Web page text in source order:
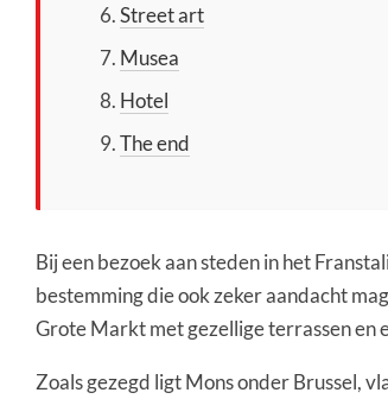
Street art
Musea
Hotel
The end
Bij een bezoek aan steden in het
bestemming die ook zeker aandacht
Grote Markt met gezellige terrassen en
Zoals gezegd ligt Mons onder Brussel,